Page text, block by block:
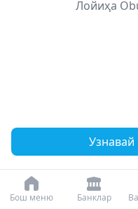
Лойиҳа
Узнавай
Бош меню Банклар